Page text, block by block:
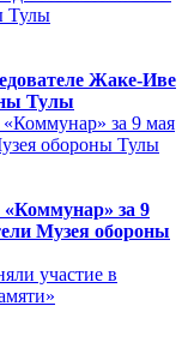
Жаке-Иве
Тулы
за 9
Музея обороны